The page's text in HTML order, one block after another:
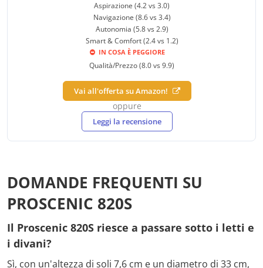
Aspirazione (4.2 vs 3.0)
Navigazione (8.6 vs 3.4)
Autonomia (5.8 vs 2.9)
Smart & Comfort (2.4 vs 1.2)
IN COSA È PEGGIORE
Qualità/Prezzo (8.0 vs 9.9)
Vai all'offerta su Amazon!
oppure
Leggi la recensione
DOMANDE FREQUENTI SU
PROSCENIC 820S
Il Proscenic 820S riesce a passare sotto i letti e
i divani?
Sì, con un'altezza di soli 7,6 cm e un diametro di 33 cm,